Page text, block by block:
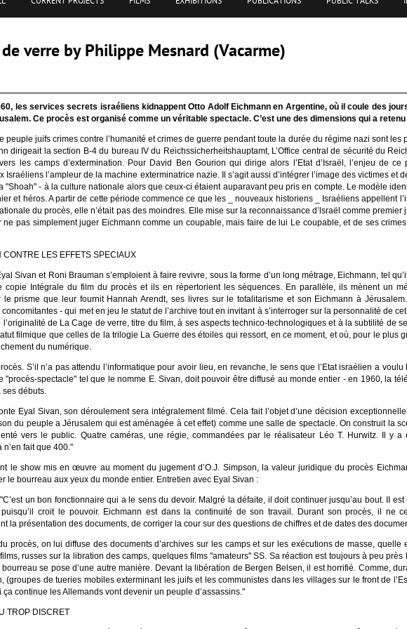
de verre by Philippe Mesnard (Vacarme)
les services secrets israéliens kidnappent Otto Adolf Eichmann en Argentine, où il coule des
Ce procès est organisé comme un véritable spectacle. C’est une des dimensions qui a retenu
peuple juifs crimes contre l’humanité et crimes de guerre pendant toute la durée du régime nazi sont les
dirigeait la section B-4 du bureau IV du Reichssicherheitshauptamt, L’Office central de sécurité du
les camps d’extermination. Pour David Ben Gourion qui dirige alors l’Etat d’Israël, l’enjeu de
Israéliens l’ampleur de la machine exterminatrice nazie. Il s’agit aussi d’intégrer l’image des victimes et
"Shoah" - à la culture nationale alors que ceux-ci étaient auparavant peu pris en compte. Le modèle
et héros. A partir de cette période commence ce que les _ nouveaux historiens _ Israéliens appellent
du procès, elle n’était pas des moindres. Elle mise sur la reconnaissance d’lsraël comme
ne pas simplement juger Eichmann comme un coupable, mais faire de lui Le coupable, et de ses
CONTRE LES EFFETS SPECIAUX
Sivan et Roni Brauman s’emploient à faire revivre, sous la forme d’un long métrage, Eichmann, tel
copie Intégrale du film du procès et ils en répertorient les séquences. En parallèle, ils mènent un
le prisme que leur fournit Hannah Arendt, ses livres sur le totalitarisme et son Eichmann à
- qui met en jeu le statut de l’archive tout en invitant à s’interroger sur la personnalité de
de La Cage de verre, titre du film, à ses aspects technico-technologiques et à la subtilité de
filmique que celles de la trilogie La Guerre des étoiles qui ressort, en ce moment, et où, pour le plus
du numérique.
S’il n’a pas attendu l’informatique pour avoir lieu, en revanche, le sens que l’Etat israélien a
"procès-spectacle" tel que le nomme E. Sivan, doit pouvoir être diffusé au monde entier - en 1960, la
ses débuts.
Eyal Sivan, son déroulement sera intégralement filmé. Cela fait l’objet d’une décision
du peuple a Jérusalem qui est aménagée à cet effet) comme une salle de spectacle. On construit la
vers le public. Quatre caméras, une régie, commandées par le réalisateur Léo T. Hurwitz. Il y
fait que 400."
le show mis en œuvre au moment du jugement d’O.J. Simpson, la valeur juridique du procès
le bourreau aux yeux du monde entier. Entretien avec Eyal Sivan :
un bon fonctionnaire qui a le sens du devoir. Malgré la défaite, il doit continuer jusqu’au bout. II
puisqu’il croit le pouvoir. Eichmann est dans la continuité de son travail. Durant son procès, il ne
la présentation des documents, de corriger la cour sur des questions de chiffres et de dates des
procès, on lui diffuse des documents d’archives sur les camps et sur les exécutions de masse,
russes sur la libration des camps, quelques films "amateurs" SS. Sa réaction est toujours à peu
se pose d’une autre manière. Devant la libération de Bergen Belsen, il est horrifié. Comme,
(groupes de tueries mobiles exterminant les juifs et les communistes dans les villages sur le front de
ça continue les Allemands vont devenir un peuple d’assassins."
TROP DISCRET